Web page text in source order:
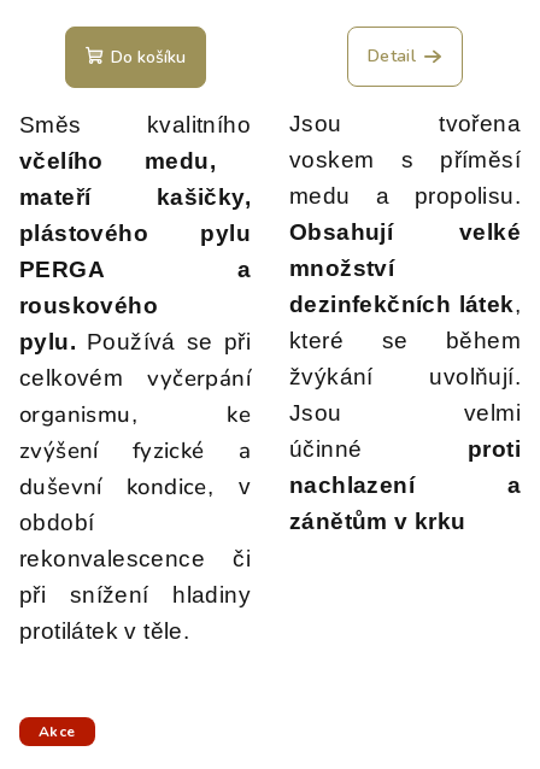
Do košíku
Směs kvalitního
včelího medu,
mateří kašičky,
plástového pylu
PERGA a
rouskového
pylu. Používá se při
celkovémvyčerpání
organismu, ke
zvýšení fyzické a
duševní kondice, v
období
rekonvalescence či
při snížení hladiny
protilátek v těle.
Detail
Jsou tvořena
voskem s příměsí
medu a propolisu.
Obsahují velké
množství
dezinfekčních látek,
které se během
žvýkání uvolňují.
Jsou velmi
účinné proti
nachlazení a
zánětům v krku
Akce